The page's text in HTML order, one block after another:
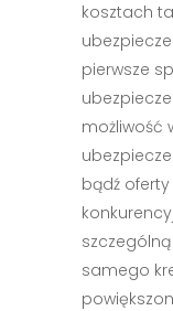
kosztach
pierwsze
możliwość
bądź
samego